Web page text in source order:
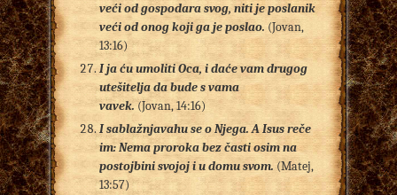
veći od gospodara svog, niti je poslanik
veći od onog koji ga je poslao. (Jovan,
13:16)
I ja ću umoliti Oca, i daće vam drugog
utešitelja da bude s vama
vavek.(Jovan, 14:16)
I sablažnjavahu se o Njega. A Isus reče
im: Nema proroka bez časti osim na
postojbini svojoj i u domu svom. (Matej,
13:57)